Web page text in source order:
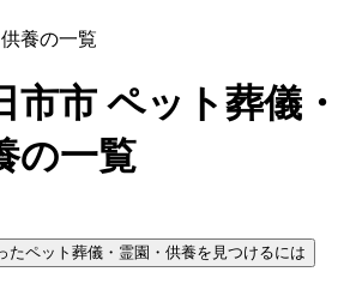
養の一覧
市市 ペット葬儀・
の一覧
たペット葬儀・霊園・供養を見つけるには